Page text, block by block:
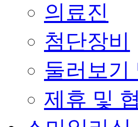
의료진
첨단장비
둘러보기
제휴 및